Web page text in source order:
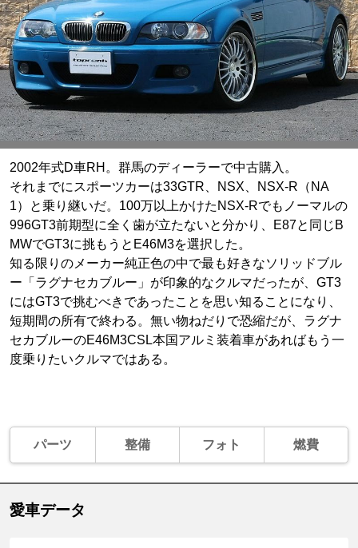
2002年式D車RH。群馬のディーラーで中古購入。
それまでにスポーツカーは33GTR、NSX、NSX-R（NA
1）と乗り継いだ。100万以上かけたNSX-Rでもノーマルの
996GT3前期型に全く歯が立たないと分かり、E87と同じB
MWでGT3に挑もうとE46M3を選択した。
知る限りのメーカー純正色の中で最も好きなソリッドブル
ー「ラグナセカブルー」が印象的なクルマだったが、GT3
にはGT3で挑むべきであったことを思い知ることになり、
短期間の所有で終わる。無い物ねだりで恐縮だが、ラグナ
セカブルーのE46M3CSL本国アルミ装着車があればもう一
度乗りたいクルマではある。
パーツ 整備 フォト 燃費
愛車データ